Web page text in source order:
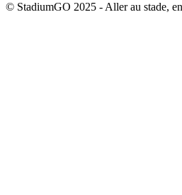
© StadiumGO 2025 - Aller au stade,